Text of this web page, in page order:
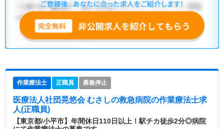
作業療法士 正職員 募集停止
医療法人社団晃悠会 むさしの救急病院の作業療法士求
人(正職員)
【東京都/小平市】年間休日110日以上！駅チカ徒歩2分◎病院